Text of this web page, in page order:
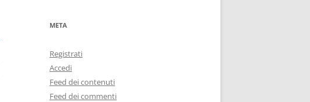
META
Registrati
Accedi
Feed dei contenuti
Feed dei commenti